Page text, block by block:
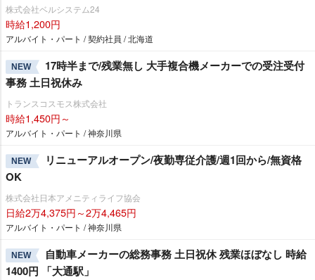
株式会社ベルシステム24
時給1,200円
アルバイト・パート / 契約社員 / 北海道
NEW
17時半まで/残業無し 大手複合機メーカーでの受注受付
事務 土日祝休み
トランスコスモス株式会社
時給1,450円～
アルバイト・パート / 神奈川県
NEW
リニューアルオープン/夜勤専従介護/週1回から/無資格
OK
株式会社日本アメニティライフ協会
日給2万4,375円～2万4,465円
アルバイト・パート / 神奈川県
NEW
自動車メーカーの総務事務 土日祝休 残業ほぼなし 時給
1400円 「大通駅」